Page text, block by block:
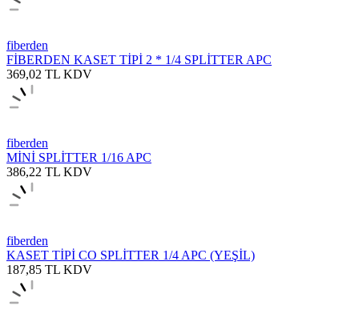
fiberden
FİBERDEN KASET TİPİ 2 * 1/4 SPLİTTER APC
369,02 TL KDV
fiberden
MİNİ SPLİTTER 1/16 APC
386,22 TL KDV
fiberden
KASET TİPİ CO SPLİTTER 1/4 APC (YEŞİL)
187,85 TL KDV